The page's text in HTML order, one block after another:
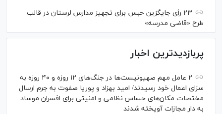
۲۳ رأی جایگزین حبس برای تجهیز مدارس لرستان در قالب
طرح «قاضی مدرسه»
پربازدیدترین اخبار
۲ عامل مهم صهیونیست‌ها در جنگ‌های ۱۲ روزه و ۴۰ روزه به
سزای اعمال خود رسیدند/ امید بهزاد و پوریا صفوت به جرم ارسال
مختصات مکان‌های حساس نظامی و امنیتی برای افسران موساد
به دار مجازات آویخته شدند